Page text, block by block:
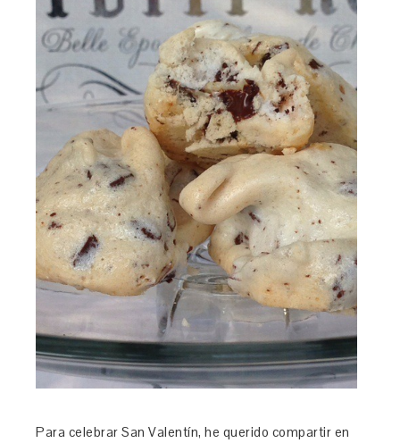
Para celebrar San Valentín, he querido compartir en